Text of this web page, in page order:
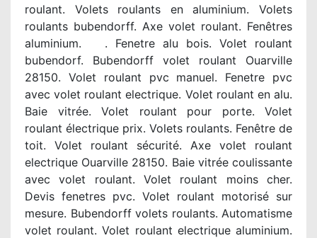
roulant. Volets roulants en aluminium. Volets
roulants bubendorff. Axe volet roulant. Fenêtres
aluminium. . Fenetre alu bois. Volet roulant
bubendorf. Bubendorff volet roulant Ouarville
28150. Volet roulant pvc manuel. Fenetre pvc
avec volet roulant electrique. Volet roulant en alu.
Baie vitrée. Volet roulant pour porte. Volet
roulant électrique prix. Volets roulants. Fenêtre de
toit. Volet roulant sécurité. Axe volet roulant
electrique Ouarville 28150. Baie vitrée coulissante
avec volet roulant. Volet roulant moins cher.
Devis fenetres pvc. Volet roulant motorisé sur
mesure. Bubendorff volets roulants. Automatisme
volet roulant. Volet roulant electrique aluminium.